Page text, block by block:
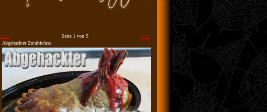
<<< Seite 1 von 9
>>>
Abgehackter Zombiefuss